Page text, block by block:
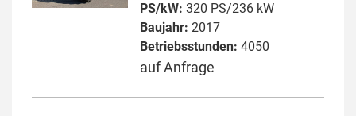
PS/kW: 320 PS/236 kW
Baujahr: 2017
Betriebsstunden: 4050
auf Anfrage